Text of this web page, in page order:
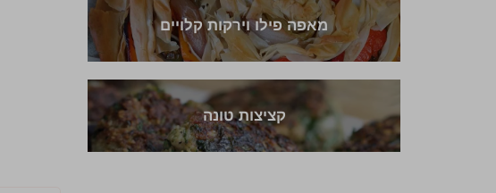
מאפה פילו וירקות קלויים
קציצות טונה